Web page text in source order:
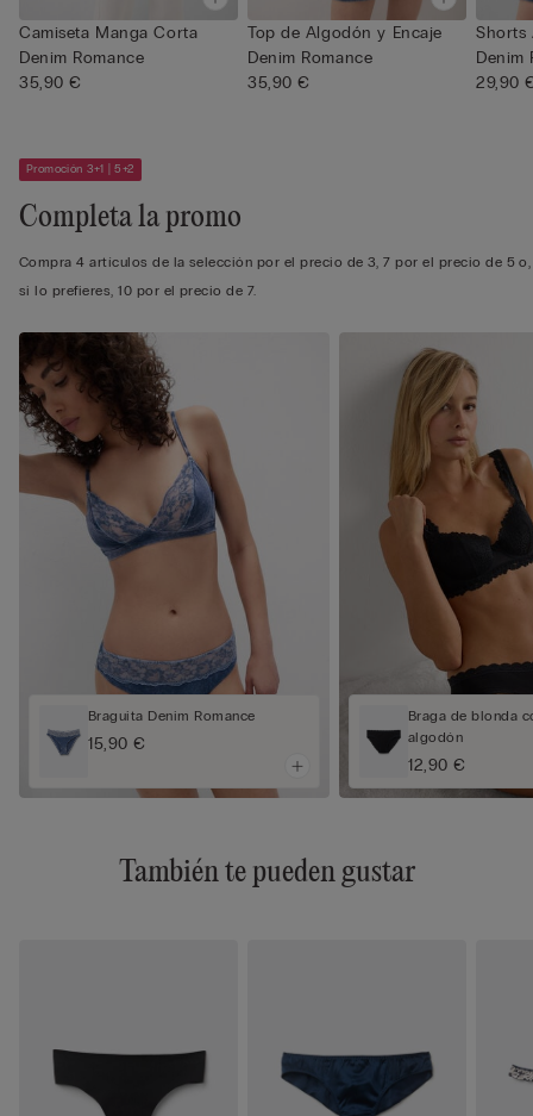
Camiseta Manga Corta
Denim Romance
35,90 €
Top de Algodón y Encaje
Denim Romance
35,90 €
Shorts
Denim
29,90
Promoción 3+1 | 5+2
Completa la promo
Compra 4 artículos de la selección por el precio de 3, 7 por el precio de 5 o,
si lo prefieres, 10 por el precio de 7.
Braguita Denim Romance
15,90 €
Braga de blonda
algodón
12,90 €
También te pueden gustar